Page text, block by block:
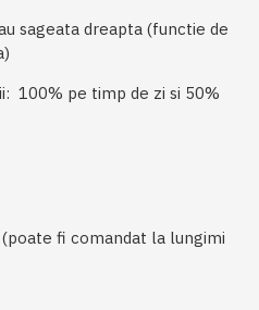
sageata dreapta (functie de
100% pe timp de zi si 50%
fi comandat la lungimi